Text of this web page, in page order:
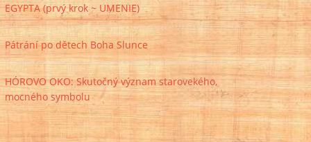
EGYPTA (prvý krok ~ UMENIE)
Pátrání po dětech Boha Slunce
HÓROVO OKO: Skutočný význam starovekého,
mocného symbolu